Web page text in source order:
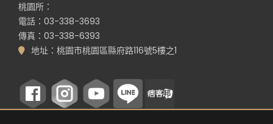
桃園所：
電話：03-338-3693
傳真：03-338-6393
地址：桃園市桃園區縣府路116號5樓之1